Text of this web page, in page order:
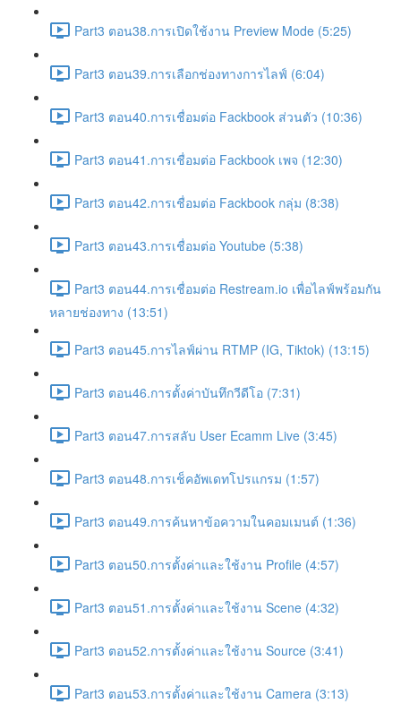
Part3 ตอน38.การเปิดใช้งาน Preview Mode (5:25)
Part3 ตอน39.การเลือกช่องทางการไลฟ์ (6:04)
Part3 ตอน40.การเชื่อมต่อ Fackbook ส่วนตัว (10:36)
Part3 ตอน41.การเชื่อมต่อ Fackbook เพจ (12:30)
Part3 ตอน42.การเชื่อมต่อ Fackbook กลุ่ม (8:38)
Part3 ตอน43.การเชื่อมต่อ Youtube (5:38)
Part3 ตอน44.การเชื่อมต่อ Restream.io เพื่อไลฟ์พร้อมกัน
หลายช่องทาง (13:51)
Part3 ตอน45.การไลฟ์ผ่าน RTMP (IG, Tiktok) (13:15)
Part3 ตอน46.การตั้งค่าบันทึกวีดีโอ (7:31)
Part3 ตอน47.การสลับ User Ecamm Live (3:45)
Part3 ตอน48.การเช็คอัพเดทโปรแกรม (1:57)
Part3 ตอน49.การค้นหาข้อความในคอมเมนต์ (1:36)
Part3 ตอน50.การตั้งค่าและใช้งาน Profile (4:57)
Part3 ตอน51.การตั้งค่าและใช้งาน Scene (4:32)
Part3 ตอน52.การตั้งค่าและใช้งาน Source (3:41)
Part3 ตอน53.การตั้งค่าและใช้งาน Camera (3:13)